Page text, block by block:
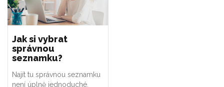
Jak si vybrat
správnou
seznamku?
Najít tu správnou seznamku
není úplně jednoduché.